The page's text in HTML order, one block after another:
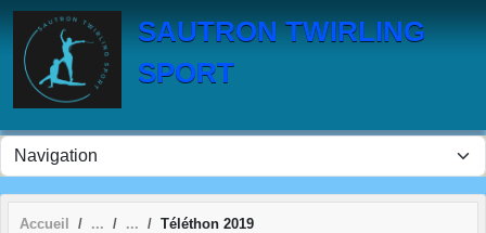
SAUTRON TWIRLING
SPORT
Accueil Téléthon 2019
Panneau de gestion des cookies